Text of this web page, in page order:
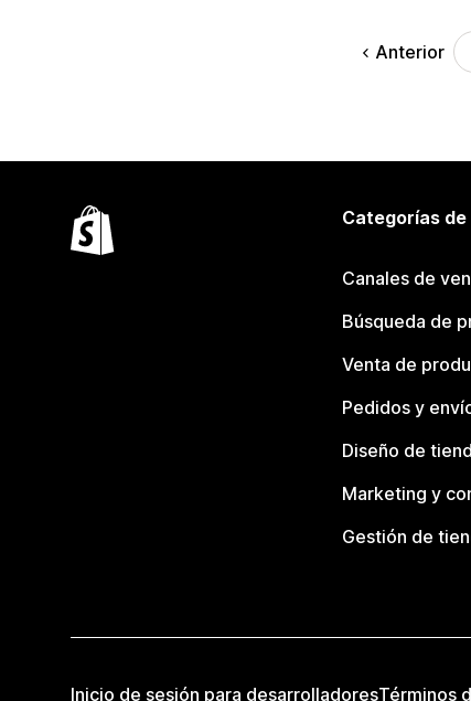
Anterior
Categorías
Canales de
Búsqueda de
Venta de
Pedidos y
Diseño de
Marketing y
Gestión de
Inicio de sesión para desarrolladoresTérminos